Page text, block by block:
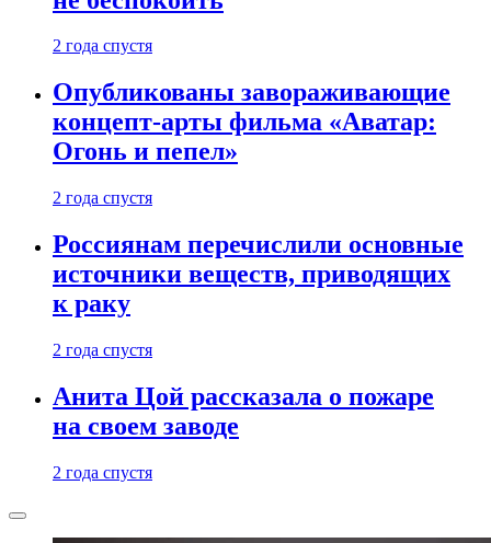
2 года спустя
Опубликованы завораживающие
концепт-арты фильма «Аватар:
Огонь и пепел»
2 года спустя
Россиянам перечислили основные
источники веществ, приводящих
к раку
2 года спустя
Анита Цой рассказала о пожаре
на своем заводе
2 года спустя